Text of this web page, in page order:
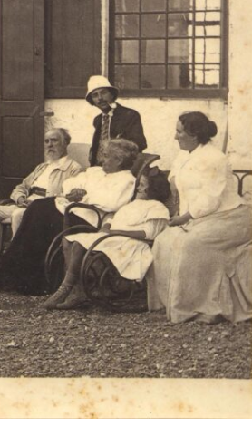
radical.
de su
protagonistas
y
que va
y personales
en la